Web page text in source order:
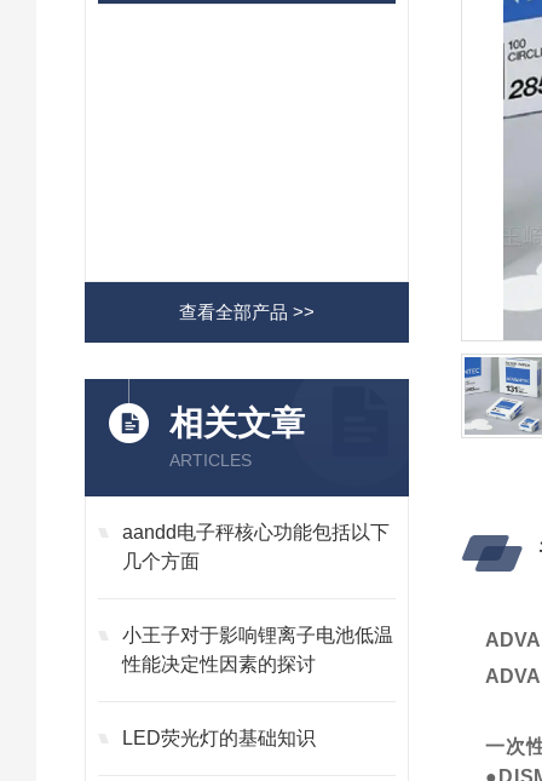
查看全部产品 >>
相关文章
ARTICLES
aandd电子秤核心功能包括以下
几个方面
小王子对于影响锂离子电池低温
性能决定性因素的探讨
LED荧光灯的基础知识
一次